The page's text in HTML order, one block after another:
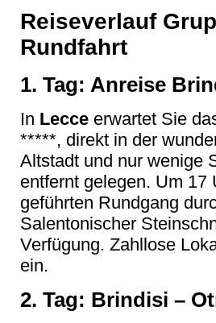
Reiseverlauf
Rundfahrt
1. Tag: Anreise
In Lecce erwartet Sie
*****, direkt in der
Altstadt und nur wenige
entfernt gelegen. Um 17
geführten Rundgang
Salentonischer
Verfügung. Zahllose
ein.
2. Tag: Brindisi –